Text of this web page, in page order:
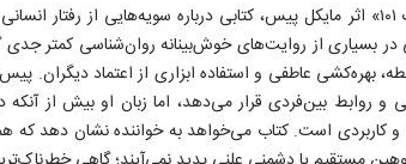
«روان‌شناسی تاریک ۱۰۱» اثر مایکل پیس، کتابی درباره سویه‌هایی از
در بسیاری از روایت‌های خوش‌بینانه روان‌شناسی کمتر
بهره‌کشی عاطفی و استفاده ابزاری از اعتماد دیگران.
و روابط بین‌فردی قرار می‌دهد، اما زبان او بیش از آنکه
و کاربردی است. کتاب می‌خواهد به خواننده نشان دهد که